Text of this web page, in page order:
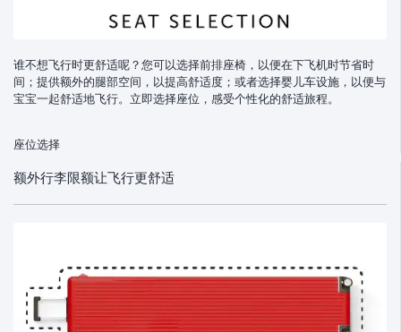
谁不想飞行时更舒适呢？您可以选择前排座椅，以便在下飞机时节省时
间；提供额外的腿部空间，以提高舒适度；或者选择婴儿车设施，以便与
宝宝一起舒适地飞行。立即选择座位，感受个性化的舒适旅程。
座位选择
额外行李限额让飞行更舒适